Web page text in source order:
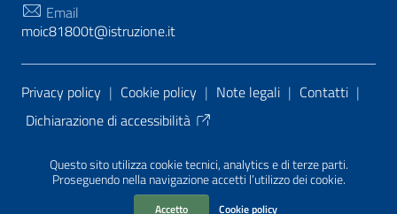
Questo sito utilizza cookie tecnici, analytics e di terze parti.
Proseguendo nella navigazione accetti l’utilizzo dei cookie.
Accetto Cookie policy
Email
moic81800t@istruzione.it
Sezione Link Utili
Privacy policy | Cookie policy | Note legali | Contatti |
Dichiarazione di accessibilità
PA di AgID
| Realizzato con WordPress
da